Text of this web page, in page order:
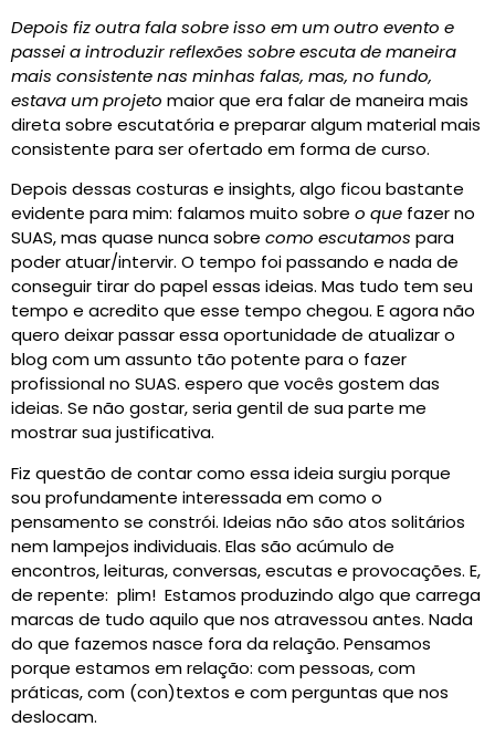
Depois fiz outra fala sobre isso em um outro evento e
passei a introduzir reflexões sobre escuta de maneira
mais consistente nas minhas falas, mas, no fundo,
estava um projeto maior que era falar de maneira mais
direta sobre escutatória e preparar algum material mais
consistente para ser ofertado em forma de curso.
Depois dessas costuras e insights, algo ficou bastante
evidente para mim: falamos muito sobre o que fazer no
SUAS, mas quase nunca sobre como escutamos para
poder atuar/intervir. O tempo foi passando e nada de
conseguir tirar do papel essas ideias. Mas tudo tem seu
tempo e acredito que esse tempo chegou. E agora não
quero deixar passar essa oportunidade de atualizar o
blog com um assunto tão potente para o fazer
profissional no SUAS. espero que vocês gostem das
ideias. Se não gostar, seria gentil de sua parte me
mostrar sua justificativa.
Fiz questão de contar como essa ideia surgiu porque
sou profundamente interessada em como o
pensamento se constrói. Ideias não são atos solitários
nem lampejos individuais. Elas são acúmulo de
encontros, leituras, conversas, escutas e provocações. E,
de repente: plim! Estamos produzindo algo que carrega
marcas de tudo aquilo que nos atravessou antes. Nada
do que fazemos nasce fora da relação. Pensamos
porque estamos em relação: com pessoas, com
práticas, com (con)textos e com perguntas que nos
deslocam.